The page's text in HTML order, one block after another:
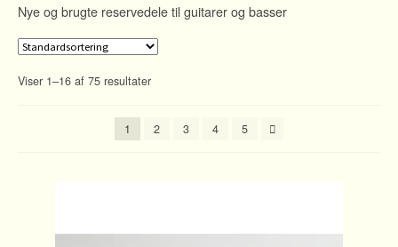
Tilbehør
Nye og brugte reservedele til guitarer og basser
Viser 1–16 af 75 resultater
1 2 3 4 5